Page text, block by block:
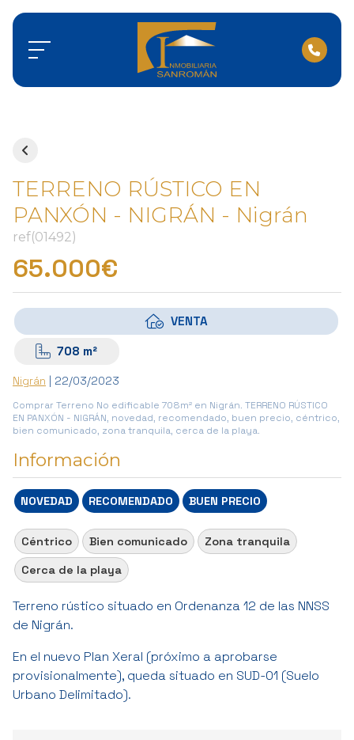
TERRENO RÚSTICO EN
PANXÓN - NIGRÁN - Nigrán
ref(01492)
65.000€
VENTA
708 m²
Nigrán | 22/03/2023
Comprar Terreno No edificable 708m² en Nigrán. TERRENO RÚSTICO
EN PANXÓN - NIGRÁN, novedad, recomendado, buen precio, céntrico,
bien comunicado, zona tranquila, cerca de la playa.
Información
NOVEDAD RECOMENDADO BUEN PRECIO
Céntrico Bien comunicado
Zona tranquila
Cerca de la playa
Terreno rústico situado en Ordenanza 12 de las NNSS
de Nigrán.
En el nuevo Plan Xeral (próximo a aprobarse
provisionalmente), queda situado en SUD-01 (Suelo
Urbano Delimitado).